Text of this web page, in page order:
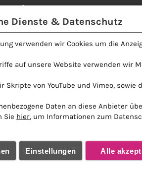
Dienste & Datenschutz
verwenden wir Cookies um die
auf unsere Website verwenden wir
Skripte von YouTube und Vimeo, sowie
Daten an diese Anbieter
Sie hier, um Informationen zum
Einstellungen Alle